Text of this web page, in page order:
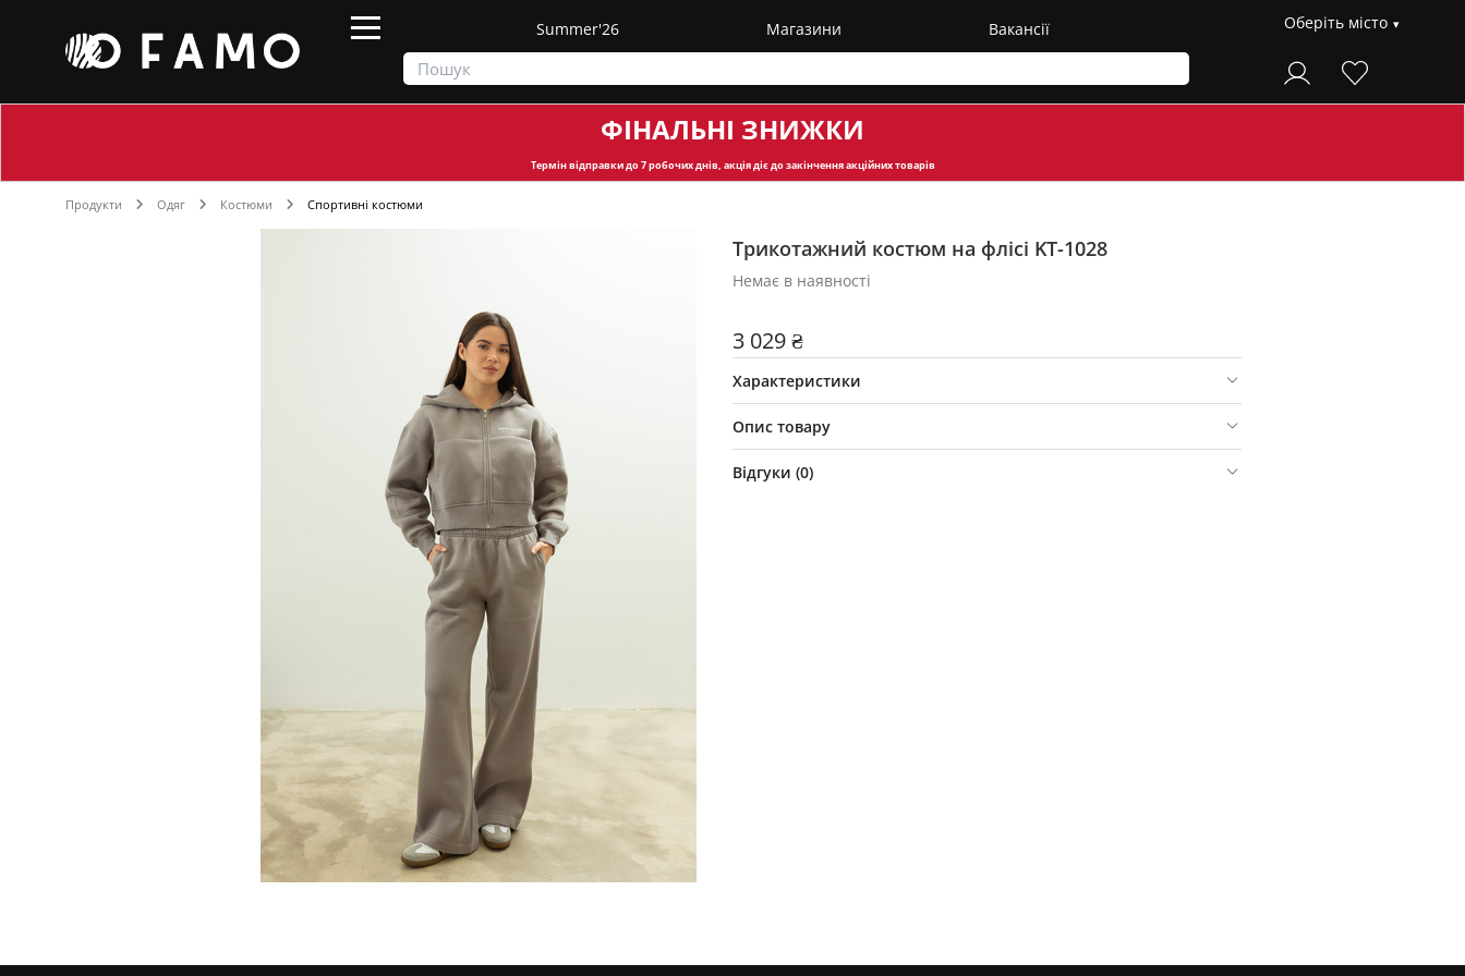
Summer'26 Магазини Вакансії Оберіть місто
ФІНАЛЬНІ ЗНИЖКИ
Термін відправкидо 7 робочих днів, акція діє до закінчення акційних товарів
Продукти Одяг Костюми Спортивні костюми
Трикотажний костюм на флісі KT-1028
Немає в наявності
3 029 ₴
Характеристики
Опис товару
Відгуки (0)